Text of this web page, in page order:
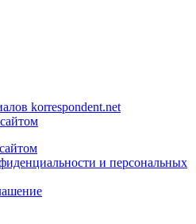
korrespondent.net
и персональных